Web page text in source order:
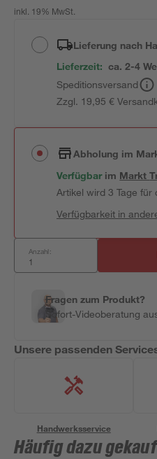
inkl. 19% MwSt.
Lieferung nach
Lieferzeit: ca. 2-4
Speditionsversand
Zzgl. 19,95 €
Abholung im
Verfügbar im Markt
Artikel wird 3 Tage für
Verfügbarkeit in
Anzahl:
Fragen zum Produkt?
Sofort-Videoberatung
Unsere passenden
Handwerksservice
Häufig dazu